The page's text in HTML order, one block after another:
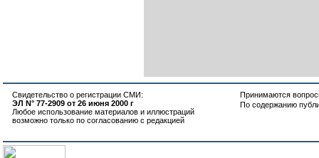
Свидетельство о регистрации СМИ:
ЭЛ N° 77-2909 от 26 июня 2000 г
Любое использование материалов и иллюстраций
возможно только по согласованию с редакцией
Принимаются
По содержанию